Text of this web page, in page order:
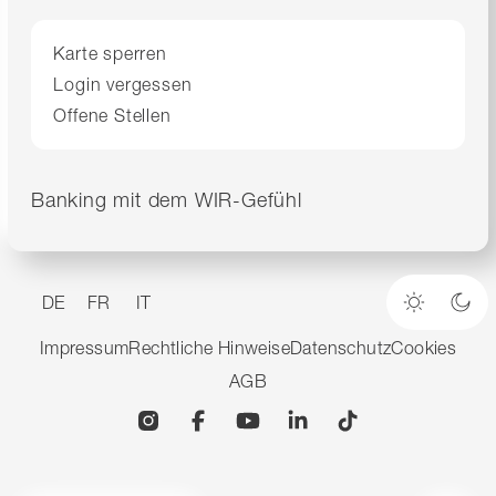
Karte sperren
Login vergessen
Offene Stellen
Banking mit dem WIR-Gefühl
DE FR IT
Heller
ImpressumRechtliche HinweiseDatenschutzCookies
AGB
InstagramFacebookYouTubeLinkedin